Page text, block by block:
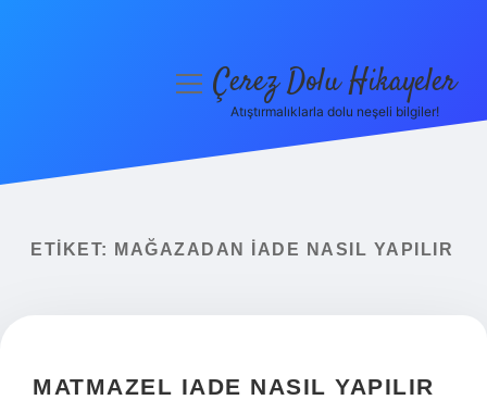
Yasal Uyarı
menüyüÇerez Dolu Hikayeler
Atıştırmalıklarla dolu neşeli bilgiler!
ETIKET: MAĞAZADAN IADE NASIL YAPILIR
MATMAZEL IADE NASIL YAPILIR